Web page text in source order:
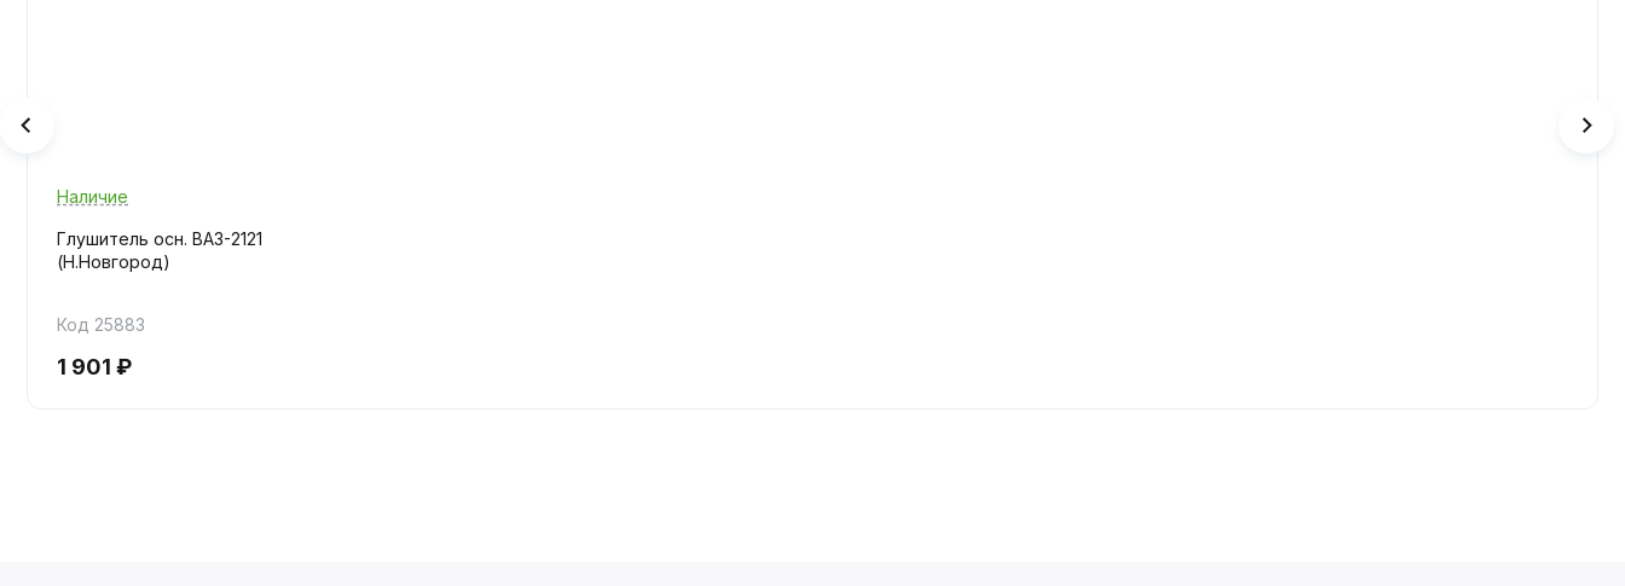
Наличие
Глушитель осн. ВАЗ-2121
(Н.Новгород)
Код 25883
1 901 ₽